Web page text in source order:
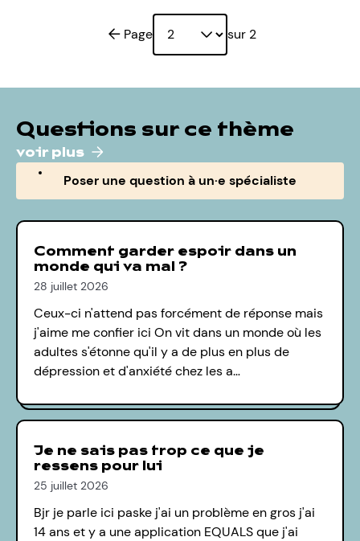
Page précédente
Page sur 2
Questions sur ce thème
voir plus
Poser une question à un·e spécialiste
Comment garder espoir dans un
monde qui va mal ?
28 juillet 2026
Ceux-ci n'attend pas forcément de réponse mais
j'aime me confier ici On vit dans un monde où les
adultes s'étonne qu'il y a de plus en plus de
dépression et d'anxiété chez les a…
Je ne sais pas trop ce que je
ressens pour lui
25 juillet 2026
Bjr je parle ici paske j'ai un problème en gros j'ai
14 ans et y a une application EQUALS que j'ai